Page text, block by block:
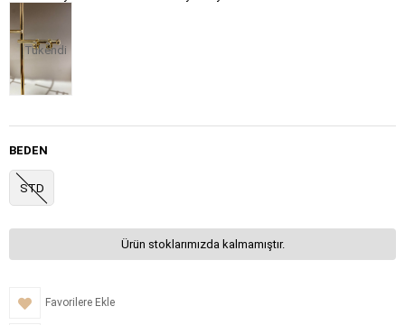
Tükendi
BEDEN
STD
Ürün stoklarımızda kalmamıştır.
Favorilere Ekle